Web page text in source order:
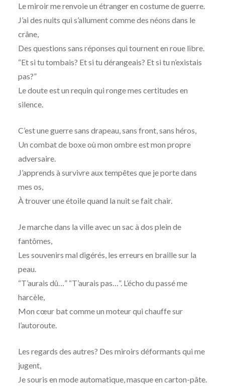
Le miroir me renvoie un étranger en costume de guerre.
J’ai des nuits qui s’allument comme des néons dans le
crâne,
Des questions sans réponses qui tournent en roue libre.
“Et si tu tombais? Et si tu dérangeais? Et si tu n’existais
pas?”
Le doute est un requin qui ronge mes certitudes en
silence.
C’est une guerre sans drapeau, sans front, sans héros,
Un combat de boxe où mon ombre est mon propre
adversaire.
J’apprends à survivre aux tempêtes que je porte dans
mes os,
À trouver une étoile quand la nuit se fait chair.
Je marche dans la ville avec un sac à dos plein de
fantômes,
Les souvenirs mal digérés, les erreurs en braille sur la
peau.
“T’aurais dû…” “T’aurais pas…”. L’écho du passé me
harcèle,
Mon cœur bat comme un moteur qui chauffe sur
l’autoroute.
Les regards des autres? Des miroirs déformants qui me
jugent,
Je souris en mode automatique, masque en carton-pâte.